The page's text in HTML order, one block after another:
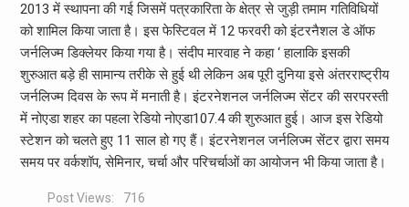
2013 में स्थापना की गई जिसमें पत्रकारिता के क्षेत्र से जुड़ी तमाम गतिविधियों
को शामिल किया जाता है। इस फेस्टिवल में 12 फरवरी को इंटरनैशल डे ऑफ
जर्नलिज्म डिक्लेयर किया गया है। संदीप मारवाह ने कहा ‘ हालाकि इसकी
शुरुआत बड़े ही सामान्य तरीके से हुई थी लेकिन अब पूरी दुनिया इसे अंतरराष्ट्रीय
जर्नलिज्म दिवस के रूप में मनाती है। इंटरनेशनल जर्नलिज्म सेंटर की सरपरस्ती
में नोएडा शहर का पहला रेडियो नोएडा107.4 की शुरुआत हुई। आज इस रेडियो
स्टेशन को चलते हुए 11 साल हो गए हैं। इंटरनेशनल जर्नलिज्म सेंटर द्वारा समय
समय पर वर्कशॉप, सेमिनार, चर्चा और परिचर्चाओं का आयोजन भी किया जाता है।
Post Views: 716